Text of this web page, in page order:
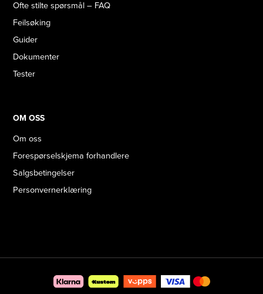
Ofte stilte spørsmål – FAQ
Feilsøking
Guider
Dokumenter
Tester
OM OSS
Om oss
Forespørselskjema forhandlere
Salgsbetingelser
Personvernerklæring